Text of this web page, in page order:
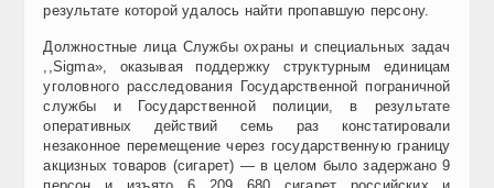
результате которой удалось найти пропавшую персону.
Должностные лица Службы охраны и специальных задач
,,Sigma», оказывая поддержку структурным единицам
уголовного расследования Государственной пограничной
службы и Государственной полиции, в результате
оперативных действий семь раз констатировали
незаконное перемещение через государственную границу
акцизных товаров (сигарет) — в целом было задержано 9